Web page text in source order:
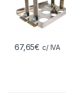
67,65€ c/ IVA